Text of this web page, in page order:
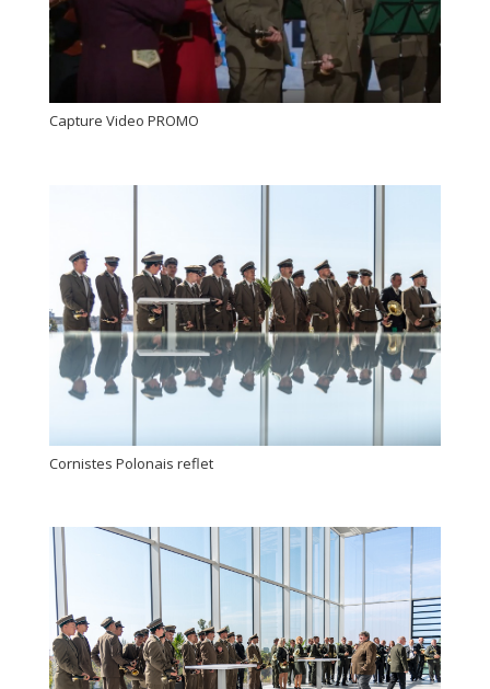
Capture Video PROMO
Cornistes Polonais reflet